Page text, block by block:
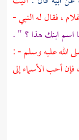
، فقال له النبي -
اسم ابنك هذا ؟ " .
الله عليه وسلم - :
، فإن أحب الأسماء إلى